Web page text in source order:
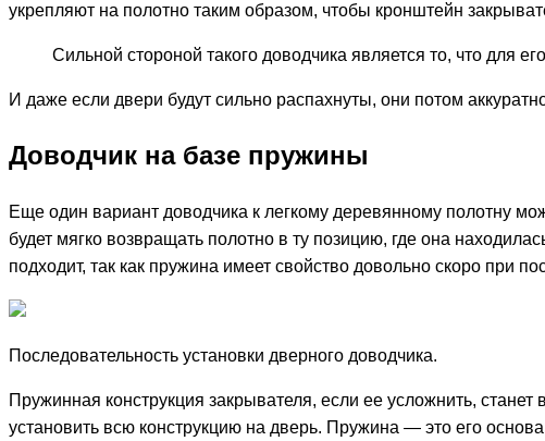
укрепляют на полотно таким образом, чтобы кронштейн
Сильной стороной такого доводчика является то, что для
И даже если двери будут сильно распахнуты, они потом
Доводчик на базе пружины
Еще один вариант доводчика к легкому деревянному полотну
будет мягко возвращать полотно в ту позицию, где она
подходит, так как пружина имеет свойство довольно скоро при
Последовательность установки дверного доводчика.
Пружинная конструкция закрывателя, если ее усложнить,
установить всю конструкцию на дверь. Пружина — это его